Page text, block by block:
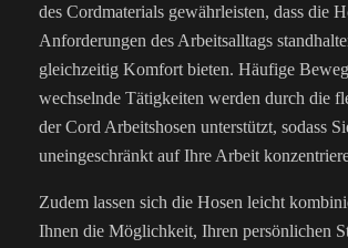
des Cordmaterials gewährleisten, dass die
Anforderungen des Arbeitsalltags
gleichzeitig Komfort bieten. Häufige
wechselnde Tätigkeiten werden durch die
der Cord Arbeitshosen unterstützt, sodass
uneingeschränkt auf Ihre Arbeit
Zudem lassen sich die Hosen leicht
Ihnen die Möglichkeit, Ihren persönlichen